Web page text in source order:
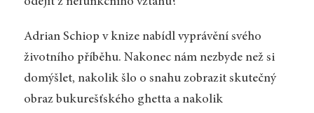
Adrian Schiop v knize nabídl vyprávění svého
životního příběhu. Nakonec nám nezbyde než si
domýšlet, nakolik šlo o snahu zobrazit skutečný
obraz bukurešťského ghetta a nakolik